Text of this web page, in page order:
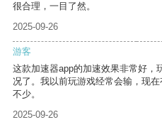
很合理，一目了然。
2025-09-26
游客
这款加速器app的加速效果非常好，
况了。我以前玩游戏经常会输，现
不少。
2025-09-26